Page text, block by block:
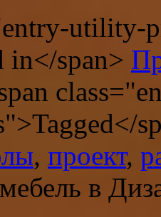
utility-
in</span>
, проект,
в